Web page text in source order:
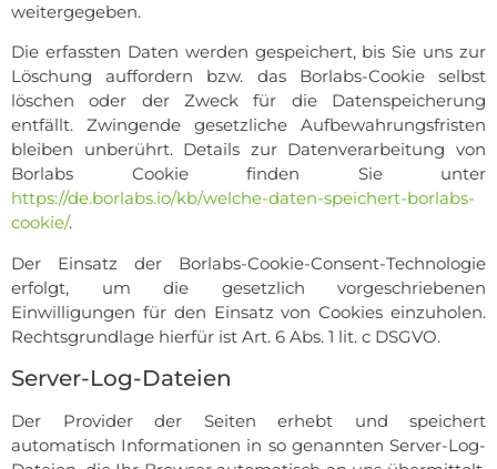
weitergegeben.
Die erfassten Daten werden gespeichert, bis Sie uns zur
Löschung auffordern bzw. das Borlabs-Cookie selbst
löschen oder der Zweck für die Datenspeicherung
entfällt. Zwingende gesetzliche Aufbewahrungsfristen
bleiben unberührt. Details zur Datenverarbeitung von
Borlabs Cookie finden Sie unter
https://de.borlabs.io/kb/welche-daten-speichert-borlabs-
cookie/.
Der Einsatz der Borlabs-Cookie-Consent-Technologie
erfolgt, um die gesetzlich vorgeschriebenen
Einwilligungen für den Einsatz von Cookies einzuholen.
Rechtsgrundlage hierfür ist Art. 6 Abs. 1 lit. c DSGVO.
Server-Log-Dateien
Der Provider der Seiten erhebt und speichert
automatisch Informationen in so genannten Server-Log-